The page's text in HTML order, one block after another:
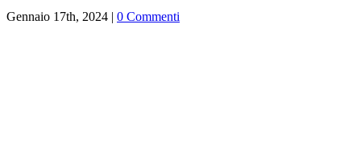
Gennaio 17th, 2024 | 0 Commenti